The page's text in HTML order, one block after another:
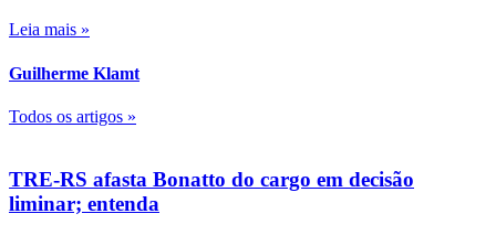
Leia mais »
Guilherme Klamt
Todos os artigos »
TRE-RS afasta Bonatto do cargo em decisão
liminar; entenda